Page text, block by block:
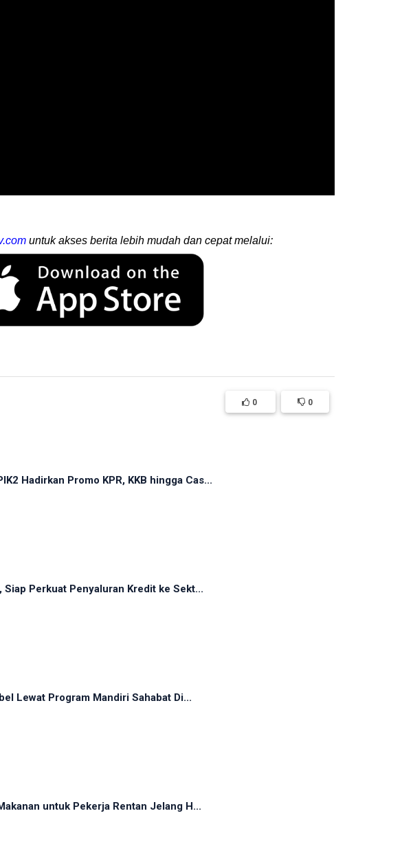
untuk akses berita lebih mudah dan cepat melalui:
0 0
Hadirkan Promo KPR, KKB hingga Cas...
Siap Perkuat Penyaluran Kredit ke Sekt...
Lewat Program Mandiri Sahabat Di...
untuk Pekerja Rentan Jelang H...